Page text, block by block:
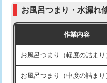
交換・取付（普通便座）
交換・取付（温水洗浄便座）
交換・取付(単水栓（壁付・デ
式）)
お風呂つまり・水漏れ
作業内容
お風呂つまり（軽度の詰まり
お風呂つまり（中度の詰まり